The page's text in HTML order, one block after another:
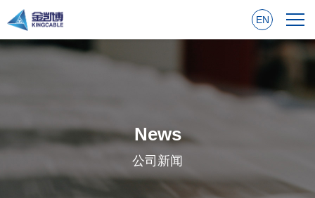
EN
News
公司新闻